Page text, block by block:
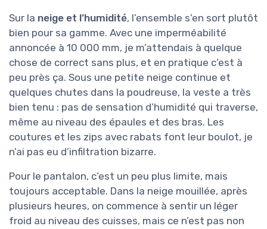
Sur la neige et l’humidité, l’ensemble s’en sort plutôt
bien pour sa gamme. Avec une imperméabilité
annoncée à 10 000 mm, je m’attendais à quelque
chose de correct sans plus, et en pratique c’est à
peu près ça. Sous une petite neige continue et
quelques chutes dans la poudreuse, la veste a très
bien tenu : pas de sensation d’humidité qui traverse,
même au niveau des épaules et des bras. Les
coutures et les zips avec rabats font leur boulot, je
n’ai pas eu d’infiltration bizarre.
Pour le pantalon, c’est un peu plus limite, mais
toujours acceptable. Dans la neige mouillée, après
plusieurs heures, on commence à sentir un léger
froid au niveau des cuisses, mais ce n’est pas non